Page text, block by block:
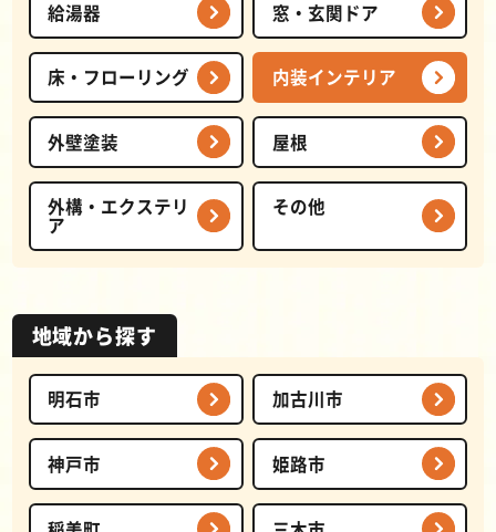
給湯器 窓・玄関ドア
床・フローリング 内装インテリア
外壁塗装 屋根
外構・エクステリ
ア
その他
地域から探す
明石市 加古川市
神戸市 姫路市